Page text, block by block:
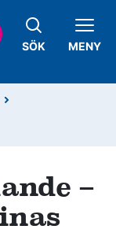
SÖK
MENY
–